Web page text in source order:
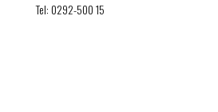
Tel: 0292-500 15